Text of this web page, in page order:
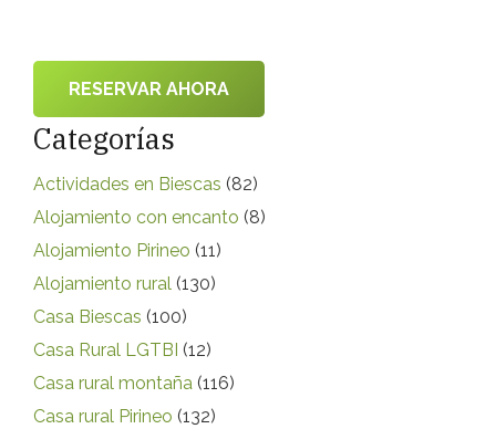
RESERVAR AHORA
Categorías
Actividades en Biescas (82)
Alojamiento con encanto (8)
Alojamiento Pirineo (11)
Alojamiento rural (130)
Casa Biescas (100)
Casa Rural LGTBI (12)
Casa rural montaña (116)
Casa rural Pirineo (132)